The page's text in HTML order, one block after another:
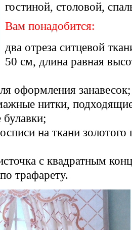
гостиной, столовой,
Вам понадобится:
два отреза ситцевой
50 см, длина равная
оформления занавесок;
нитки,
булавки;
на ткани золотого
с квадратным
трафарету.